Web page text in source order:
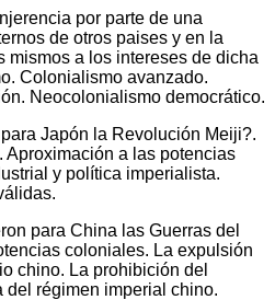
por parte de una
de otros paises y en la
mismos a los intereses de dicha
Colonialismo avanzado.
Neocolonialismo democrático.
Japón la Revolución Meiji?.
Aproximación a las potencias
y política imperialista.
para China las Guerras del
coloniales. La expulsión
chino. La prohibición del
del régimen imperial chino.